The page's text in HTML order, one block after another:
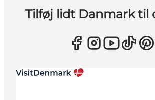
Tilføj lidt Danmark til